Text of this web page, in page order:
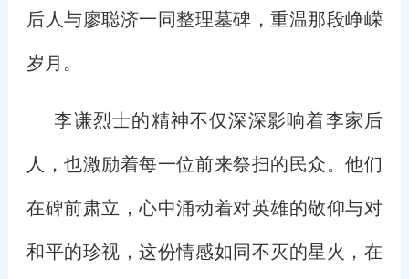
后人与廖聪济一同整理墓碑，重温那段峥嵘
岁月。
李谦烈士的精神不仅深深影响着李家后
人，也激励着每一位前来祭扫的民众。他们
在碑前肃立，心中涌动着对英雄的敬仰与对
和平的珍视，这份情感如同不灭的星火，在